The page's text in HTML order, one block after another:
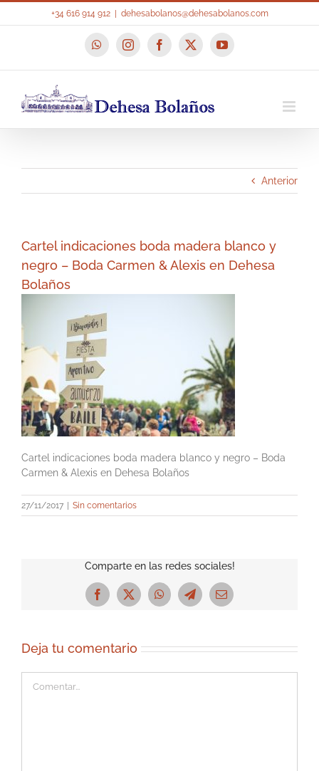
+34 616 914 912 dehesabolanos@dehesabolanos.com
WhatsAppInstagramFacebook
X YouTube
Anterior
Cartel indicaciones boda madera blanco y
negro – Boda Carmen & Alexis en Dehesa
Bolaños
Cartel indicaciones boda madera blanco y negro – Boda
Carmen & Alexis en Dehesa Bolaños
27/11/2017 Sin comentarios
Comparte en las redes sociales!
Facebook
X WhatsAppTelegramCorreo
Deja tu comentario